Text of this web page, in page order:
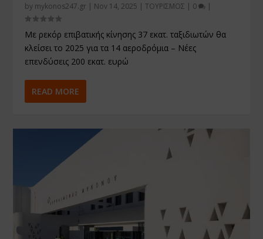
by mykonos247.gr | Nov 14, 2025 |ΤΟΥΡΙΣΜΟΣ | 0 |
Με ρεκόρ επιβατικής κίνησης 37 εκατ. ταξιδιωτών θα
κλείσει το 2025 για τα 14 αεροδρόμια – Νέες
επενδύσεις 200 εκατ. ευρώ
READ MORE